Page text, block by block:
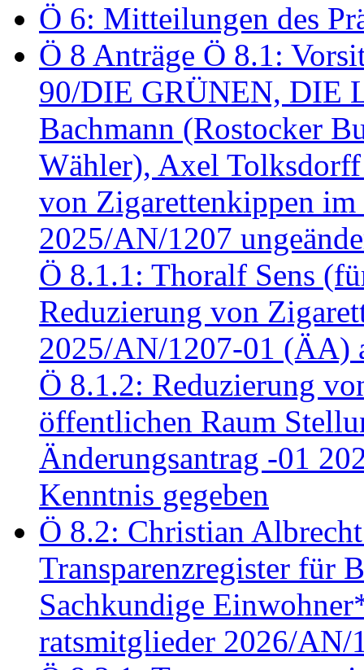
Ö 6: Mitteilungen des
Ö 8 Anträge Ö 8.1:
90/DIE GRÜNEN, DIE
Bachmann (Rostocker
Wähler), Axel
von Zigarettenkippen
2025/AN/1207
Ö 8.1.1: Thoralf Sens
Reduzierung von
2025/AN/1207-01 (ÄA)
Ö 8.1.2: Reduzierung
öffentlichen Raum
Änderungsantrag -01
Kenntnis gegeben
Ö 8.2: Christian
Transparenzregister für
Sachkundige
ratsmitglieder 2026/AN/